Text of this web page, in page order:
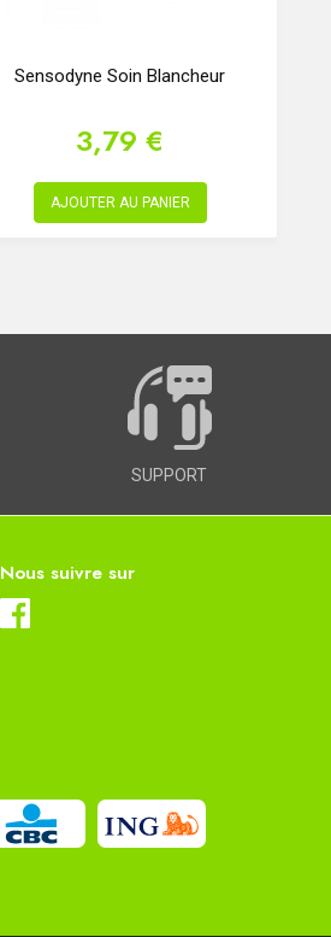
Sensodyne Soin Blancheur
3,79 €
AJOUTER AU PANIER
SUPPORT
Nous suivre sur